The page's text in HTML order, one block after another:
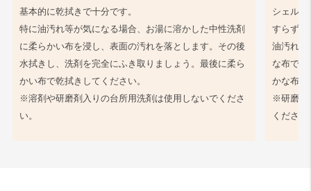
基本的に乾拭きで十分です。
特に油汚れ等が気になる場合、お湯に溶かした中性洗剤
に柔らかい布を浸し、表面の汚れを落とします。その後
水拭きし、洗剤を完全にふき取りましょう。最後に柔ら
かい布で乾拭きしてください。
※溶剤や研磨剤入りの台所用洗剤は使用しないでくださ
い。
シェル同
すらず、
油汚れ等
な布で軽
かな布で
※研磨剤
ください